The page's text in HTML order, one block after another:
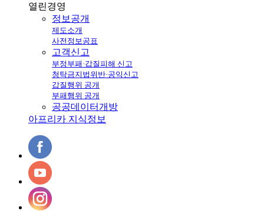
열린경영
정보공개
제도소개
사전정보공표
고객신고
부정부패·갑질피해 신고
청탁금지법위반·공익신고
갑질행위 공개
부패행위 공개
공공데이터개방
아프리카 지식정보